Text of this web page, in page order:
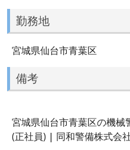
勤務地
宮城県仙台市青葉区
備考
宮城県仙台市青葉区の機械
(正社員) | 同和警備株式会